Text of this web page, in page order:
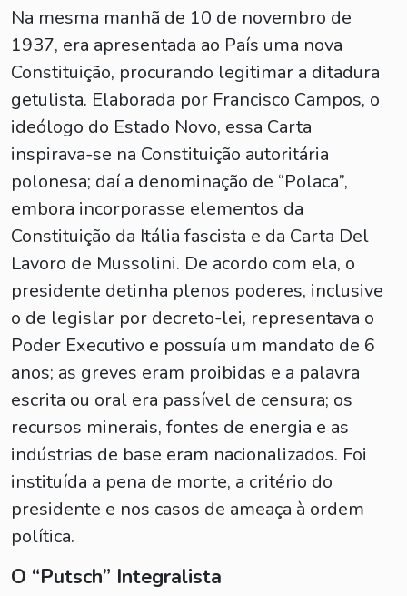
Na mesma manhã de 10 de novembro de
1937, era apresentada ao País uma nova
Constituição, procurando legitimar a ditadura
getulista. Elaborada por Francisco Campos, o
ideólogo do Estado Novo, essa Carta
inspirava-se na Constituição autoritária
polonesa; daí a denominação de “Polaca”,
embora incorporasse elementos da
Constituição da Itália fascista e da Carta Del
Lavoro de Mussolini. De acordo com ela, o
presidente detinha plenos poderes, inclusive
o de legislar por decreto-lei, representava o
Poder Executivo e possuía um mandato de 6
anos; as greves eram proibidas e a palavra
escrita ou oral era passível de censura; os
recursos minerais, fontes de energia e as
indústrias de base eram nacionalizados. Foi
instituída a pena de morte, a critério do
presidente e nos casos de ameaça à ordem
política.
O “Putsch” Integralista